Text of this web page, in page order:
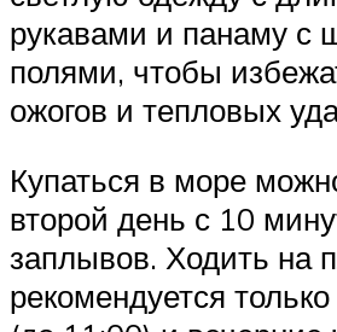
рукавами и панаму с
полями, чтобы
ожогов и тепловых
Купаться в море
второй день с 10
заплывов. Ходить на
рекомендуется